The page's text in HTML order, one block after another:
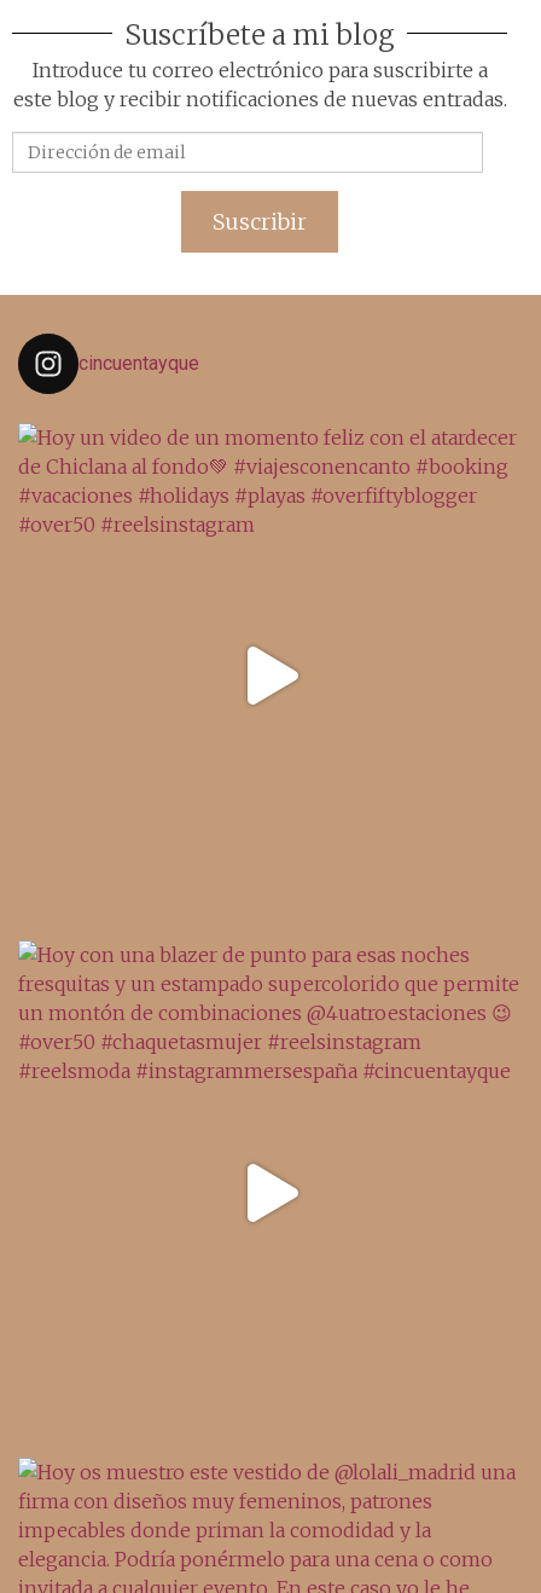
Suscríbete a mi blog
Introduce tu correo electrónico para suscribirte a
este blog y recibir notificaciones de nuevas entradas.
de
Suscribir
cincuentayque